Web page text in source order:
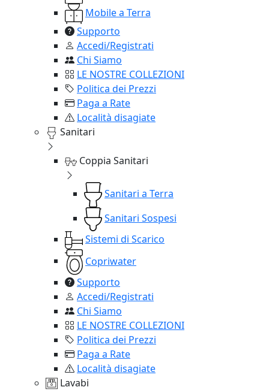
Mobile a Terra
Supporto
Accedi/Registrati
Chi Siamo
LE NOSTRE COLLEZIONI
Politica dei Prezzi
Paga a Rate
Località disagiate
Sanitari
Coppia Sanitari
Sanitari a Terra
Sanitari Sospesi
Sistemi di Scarico
Copriwater
Supporto
Accedi/Registrati
Chi Siamo
LE NOSTRE COLLEZIONI
Politica dei Prezzi
Paga a Rate
Località disagiate
Lavabi